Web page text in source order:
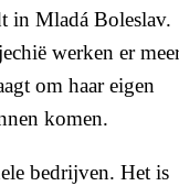
in Mladá Boleslav.
werken er
om haar eigen
komen.
bedrijven. Het is